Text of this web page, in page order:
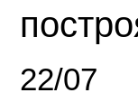
22/07